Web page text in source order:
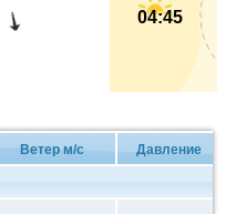
04:45
Ветер м/с Давление